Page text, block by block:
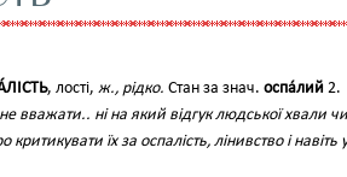
, лості, ж., рідко. Стан за знач. оспа́лий 2.
вважати.. ні на який відгук людської хвали
критикувати їх за оспалість, лінивство і навіть